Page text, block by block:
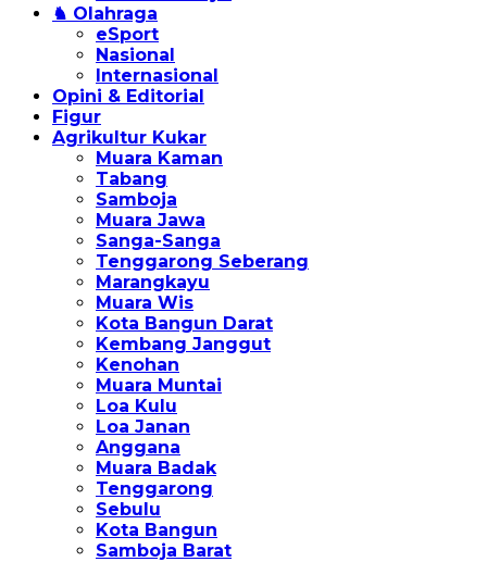
♞ Olahraga
eSport
Nasional
Internasional
Opini & Editorial
Figur
Agrikultur Kukar
Muara Kaman
Tabang
Samboja
Muara Jawa
Sanga-Sanga
Tenggarong Seberang
Marangkayu
Muara Wis
Kota Bangun Darat
Kembang Janggut
Kenohan
Muara Muntai
Loa Kulu
Loa Janan
Anggana
Muara Badak
Tenggarong
Sebulu
Kota Bangun
Samboja Barat